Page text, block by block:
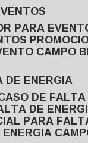
PARA
CAMPO
DE ENERGIA
DE
DE
PARA